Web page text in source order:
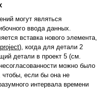
могут являться
ввода данных.
вставка нового элемента,
project), когда для детали 2
детали в проект 5 (см.
можно было
чтобы, если бы она не
интервала времени